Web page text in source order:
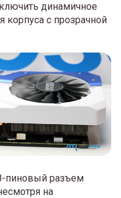
динамичное
корпуса с прозрачной
пиновый разъем
на